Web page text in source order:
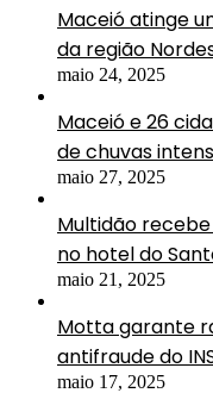
Maceió atinge
da região
maio 24, 2025
Maceió e 26
de chuvas
maio 27, 2025
Multidão
no hotel do
maio 21, 2025
Motta garante
antifraude do
maio 17, 2025